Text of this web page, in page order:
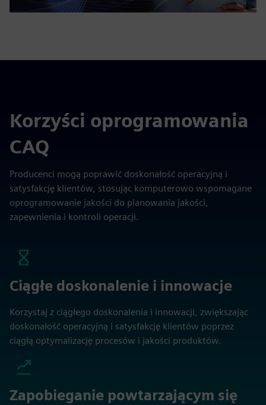
Korzyści oprogramowania
CAQ
Producenci mogą poprawić doskonałość operacyjną i
satysfakcję klientów, stosując komputerowo wspomagane
oprogramowanie jakości do planowania jakości,
zapewnienia i kontroli operacji.
Ciągłe doskonalenie i innowacje
Korzystaj z ciągłego doskonalenia i innowacji, zwiększając
doskonałość operacyjną i satysfakcję klientów poprzez
ciągłą optymalizację procesów i jakości produktów.
Zapobieganie powtarzającym się